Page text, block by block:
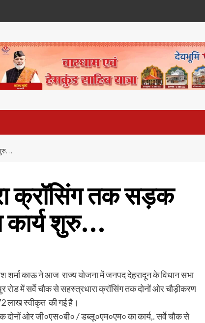
शुरु…
क्रॉसिंग तक सड़क
कार्य शुरु…
शर्मा काऊ ने आज राज्य योजना में जनपद देहरादून के विधान सभा
रोड में सर्वे चौक से सहस्त्रधारा क्रॉसिंग तक दोनों ओर चौड़ीकरण
लाख स्वीकृत की गई है।
ओर जी०एस०बी० / डब्लू०एम०एम० का कार्य,. सर्वे चौक से